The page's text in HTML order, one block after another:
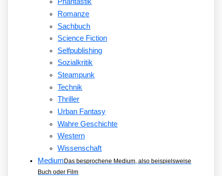
Phantastik
Romanze
Sachbuch
Science Fiction
Selfpublishing
Sozialkritik
Steampunk
Technik
Thriller
Urban Fantasy
Wahre Geschichte
Western
Wissenschaft
MediumDas besprochene Medium, also beispielsweise
Buch oder Film